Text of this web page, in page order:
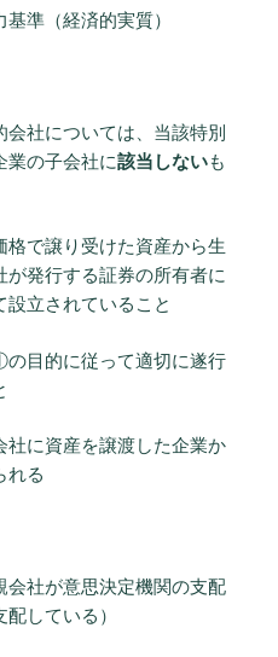
基準（経済的実質）
社については、当該特別
業の子会社に該当しないも
で譲り受けた資産から生
発行する証券の所有者に
立されていること
目的に従って適切に遂行
に資産を譲渡した企業か
れる
会社が意思決定機関の支配
している）